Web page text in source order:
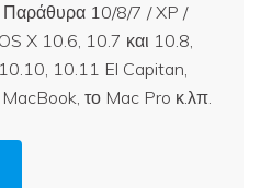
Παράθυρα 10/8/7 / XP /
X 10.6, 10.7 και 10.8,
10.11 El Capitan,
το Mac Pro κ.λπ.